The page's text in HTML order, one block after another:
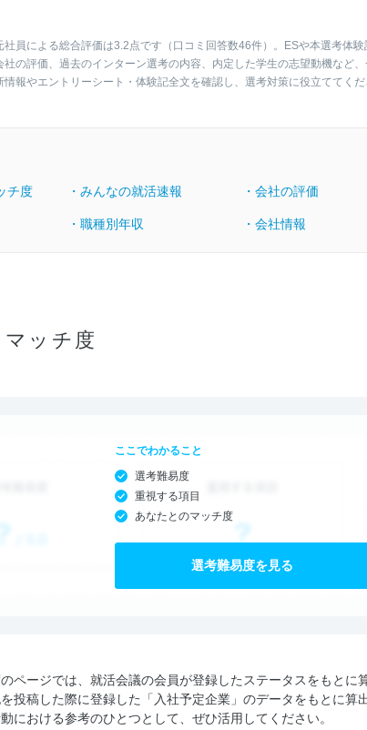
員による総合評価は3.2点です（口コミ回答数46件）。ESや本選考体
社の評価、過去のインターン選考の内容、内定した学生の志望動機など
報やエントリーシート・体験記全文を確認し、選考対策に役立ててくだ
チ度 ・みんなの就活速報 ・会社の評価
・職種別年収 ・会社情報
ッチ度
ここでわかること
選考難易度
重視する項目
あなたとのマッチ度
選考難易度を見る
ページでは、就活会議の会員が登録したステータスをもとに
投稿した際に登録した「入社予定企業」のデータをもとに算
における参考のひとつとして、ぜひ活用してください。